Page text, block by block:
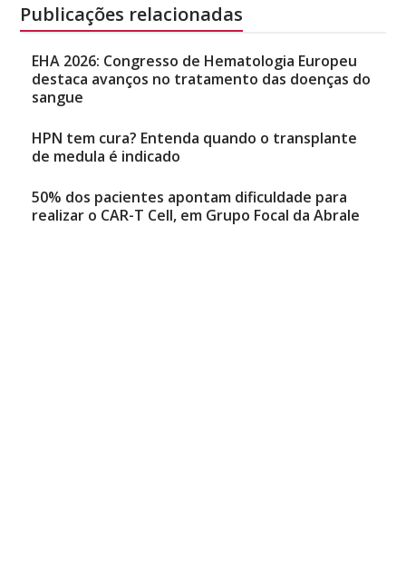
Publicações relacionadas
EHA 2026: Congresso de Hematologia Europeu
destaca avanços no tratamento das doenças do
sangue
HPN tem cura? Entenda quando o transplante
de medula é indicado
50% dos pacientes apontam dificuldade para
realizar o CAR-T Cell, em Grupo Focal da Abrale